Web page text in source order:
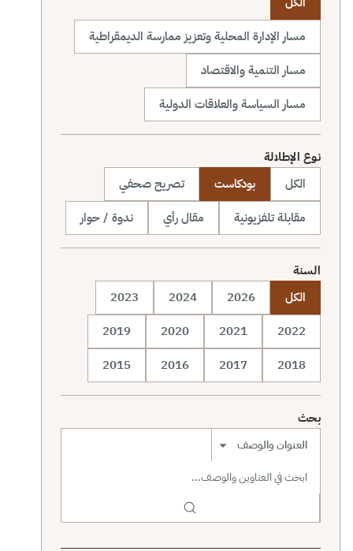
مسار الإدارة المحلية وتعزيز ممارسة الديمقراطية
مسار التنمية والاقتصاد
مسار السياسة والعلاقات الدولية
نوع الإطلالة
الكل
بودكاست
تصريح صحفي
مقابلة تلفزيونية
مقال رأي ندوة / حوار
السنة
الكل
2026
2024
2023
2022
2021
2020
2019
2018
2017
2016
2015
بحث
نطاق البحث